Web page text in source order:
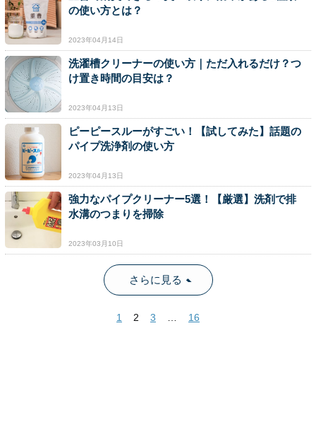
の使い方とは？
2023年04月14日
洗濯槽クリーナーの使い方｜ただ入れるだけ？つ
け置き時間の目安は？
2023年04月13日
ピーピースルーがすごい！【試してみた】話題の
パイプ洗浄剤の使い方
2023年04月13日
強力なパイプクリーナー5選！【厳選】洗剤で排
水溝のつまりを掃除
2023年03月10日
さらに見る
1 2 3 16